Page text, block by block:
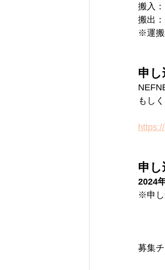
搬入
搬出
※運搬
申し
もし
申し
2024
※申し
募集